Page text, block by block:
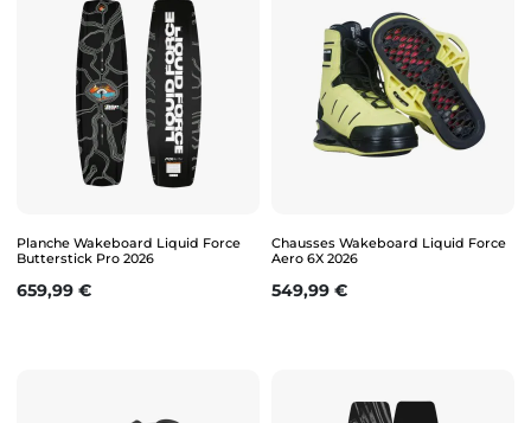
Planche Wakeboard Liquid Force
Butterstick Pro 2026
Prix
659,99 €
Chausses Wakeboard Liquid Force
Aero 6X 2026
Prix
549,99 €